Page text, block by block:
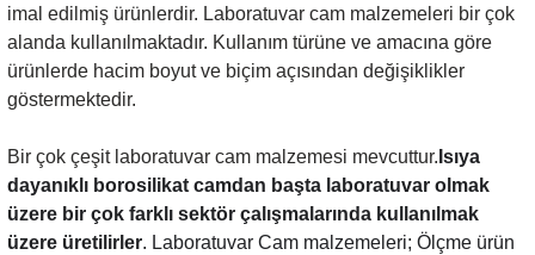
imal edilmiş ürünlerdir. Laboratuvar cam malzemeleri bir çok
alanda kullanılmaktadır. Kullanım türüne ve amacına göre
ürünlerde hacim boyut ve biçim açısından değişiklikler
göstermektedir.
Bir çok çeşit laboratuvar cam malzemesi mevcuttur. Isıya
dayanıklı borosilikat camdan başta laboratuvar olmak
üzere bir çok farklı sektör çalışmalarında kullanılmak
üzere üretilirler. Laboratuvar Cam malzemeleri; Ölçme ürün